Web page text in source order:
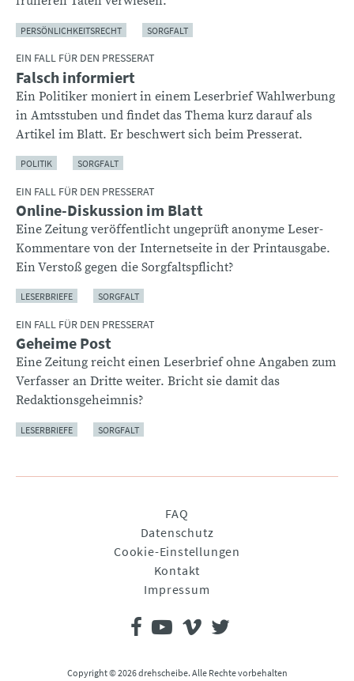
PERSÖNLICHKEITSRECHT SORGFALT
EIN FALL FÜR DEN PRESSERAT
Falsch informiert
Ein Politiker moniert in einem Leserbrief Wahlwerbung
in Amtsstuben und findet das Thema kurz darauf als
Artikel im Blatt. Er beschwert sich beim Presserat.
POLITIK SORGFALT
EIN FALL FÜR DEN PRESSERAT
Online-Diskussion im Blatt
Eine Zeitung veröffentlicht ungeprüft anonyme Leser-
Kommentare von der Internetseite in der Printausgabe.
Ein Verstoß gegen die Sorgfaltspflicht?
LESERBRIEFE SORGFALT
EIN FALL FÜR DEN PRESSERAT
Geheime Post
Eine Zeitung reicht einen Leserbrief ohne Angaben zum
Verfasser an Dritte weiter. Bricht sie damit das
Redaktionsgeheimnis?
LESERBRIEFE SORGFALT
FAQ
Datenschutz
Cookie-Einstellungen
Kontakt
Impressum
Copyright © 2026 drehscheibe. Alle Rechte vorbehalten